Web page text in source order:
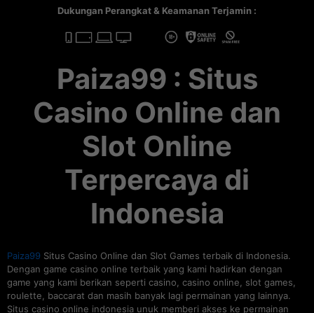
Dukungan Perangkat & Keamanan Terjamin :
Paiza99 : Situs
Casino Online dan
Slot Online
Terpercaya di
Indonesia
Paiza99 Situs Casino Online dan Slot Games terbaik di Indonesia.
Dengan game casino online terbaik yang kami hadirkan dengan
game yang kami berikan seperti casino, casino online, slot games,
roulette, baccarat dan masih banyak lagi permainan yang lainnya.
Situs casino online indonesia unuk memberi akses ke permainan